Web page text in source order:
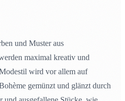
und Muster aus
maximal kreativ und
wird vor allem auf
gemünzt und glänzt durch